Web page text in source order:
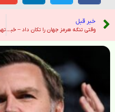
خبر قبل
وقتی تنگه هرمز جهان را تکان داد – خبرگزاری ایرنا